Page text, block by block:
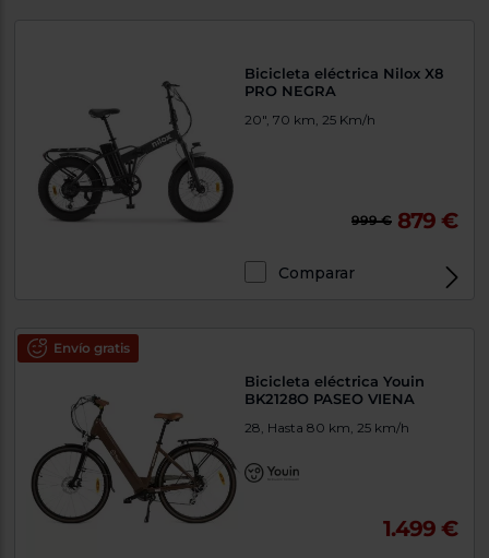
Bicicleta eléctrica Nilox X8
PRO NEGRA
20", 70 km, 25 Km/h
999 € 879 €
Comparar
Envío gratis
Bicicleta eléctrica Youin
BK2128O PASEO VIENA
28, Hasta 80 km, 25 km/h
1.499 €